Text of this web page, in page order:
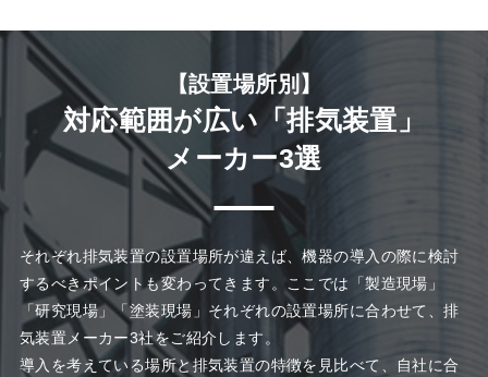
【設置場所別】
対応範囲が広い「排気装置」
メーカー3選
それぞれ排気装置の設置場所が違えば、機器の導入の際に検討
するべきポイントも変わってきます。ここでは「製造現場」
「研究現場」「塗装現場」それぞれの設置場所に合わせて、排
気装置メーカー3社をご紹介します。
導入を考えている場所と排気装置の特徴を見比べて、自社に合